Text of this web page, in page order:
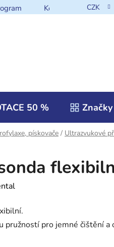
Kontakt CZK
50 % Značky
pískovače / Ultrazvukové
pružností pro jemné čištění